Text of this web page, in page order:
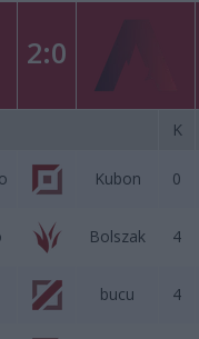
2:0
K
Kubon 0
Bolszak 4
bucu 4